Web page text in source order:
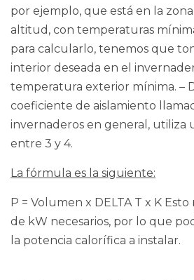
por ejemplo, que está en la
altitud, con temperaturas
para calcularlo, tenemos que
interior deseada en el
temperatura exterior mínima. –
coeficiente de aislamiento
invernaderos en general, utiliza
entre 3 y 4.
La fórmula es la siguiente:
P = Volumen x DELTA T x K
de kW necesarios, por lo que
la potencia calorífica a instalar.